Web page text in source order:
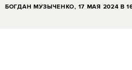
БОГДАН МУЗЫЧЕНКО, 17 МАЯ 2024 В